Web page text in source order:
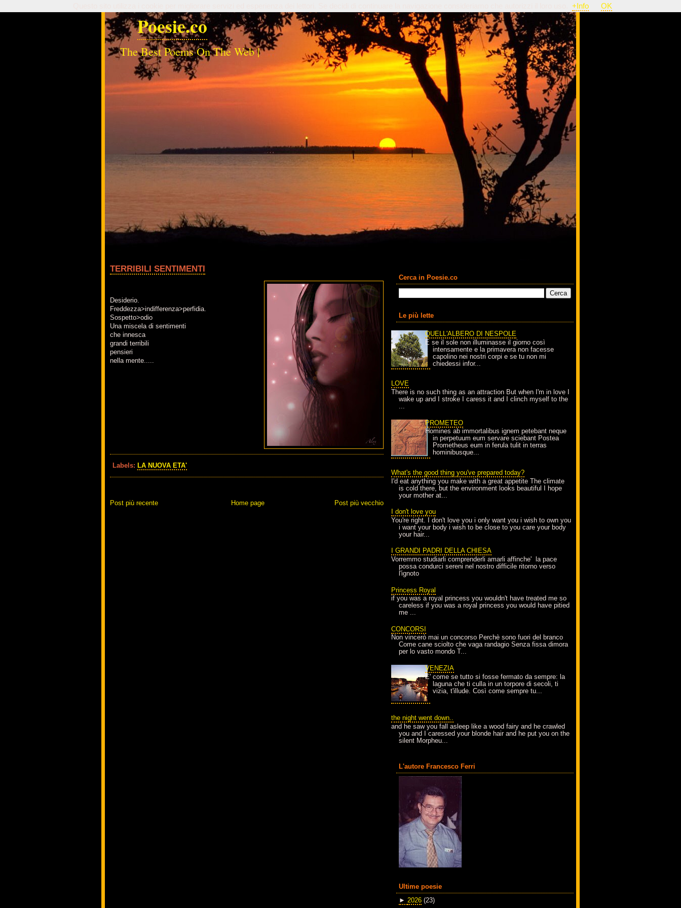
Poesie.co
The Best Poems On The Web |
TERRIBILI SENTIMENTI
Desiderio.
Freddezza>indifferenza>perfidia.
Sospetto>odio
Una miscela di sentimenti
che innesca
grandi terribili
pensieri
nella mente.....
Labels: LA NUOVA ETA'
Post più recente Post più vecchio
Home page
Cerca in Poesie.co
Le più lette
QUELL'ALBERO DI NESPOLE
E se il sole non illuminasse il giorno così
intensamente e la primavera non facesse
capolino nei nostri corpi e se tu non mi
chiedessi infor...
LOVE
There is no such thing as an attraction But when I'm in love I
wake up and I stroke I caress it and I clinch myself to the
...
PROMETEO
Homines ab immortalibus ignem petebant neque
in perpetuum eum servare sciebant Postea
Prometheus eum in ferula tulit in terras
hominibusque...
What's the good thing you've prepared today?
I'd eat anything you make with a great appetite The climate
is cold there, but the environment looks beautiful I hope
your mother at...
I don't love you
You're right. I don't love you i only want you i wish to own you
i want your body i wish to be close to you care your body
your hair...
I GRANDI PADRI DELLA CHIESA
Vorremmo studiarli comprenderli amarli affinche' la pace
possa condurci sereni nel nostro difficile ritorno verso
l'ignoto
Princess Royal
if you was a royal princess you wouldn't have treated me so
careless if you was a royal princess you would have pitied
me ...
CONCORSI
Non vincerò mai un concorso Perchè sono fuori del branco
Come cane sciolto che vaga randagio Senza fissa dimora
per lo vasto mondo T...
VENEZIA
E' come se tutto si fosse fermato da sempre: la
laguna che ti culla in un torpore di secoli, ti
vizia, t'illude. Così come sempre tu...
the night went down..
and he saw you fall asleep like a wood fairy and he crawled
you and I caressed your blonde hair and he put you on the
silent Morpheu...
L'autore Francesco Ferri
Ultime poesie
► 2026 (23)
+Info OK